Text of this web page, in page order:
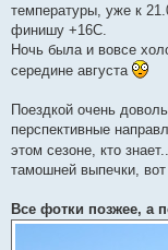
температуры, уже к
финишу +16С.
Ночь была и вовсе
середине августа
Поездкой очень
перспективные
этом сезоне, кто знает..
тамошней выпечки,
Все фотки позжее, а